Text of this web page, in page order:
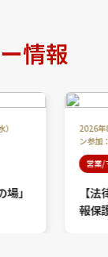
情報
」
2026年
ン参加
営業/
【
報保